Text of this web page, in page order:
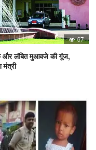
67
लंबित मुआवजे की गूंज,
मंत्री